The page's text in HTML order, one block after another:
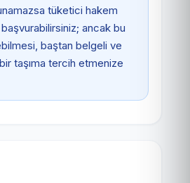
tüketici hakem
ancak bu
baştan belgeli ve
taşıma tercih etmenize